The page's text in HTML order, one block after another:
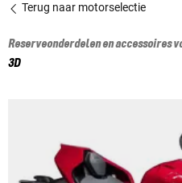
Terug naar motorselectie
Reserveonderdelen en accessoires
3D